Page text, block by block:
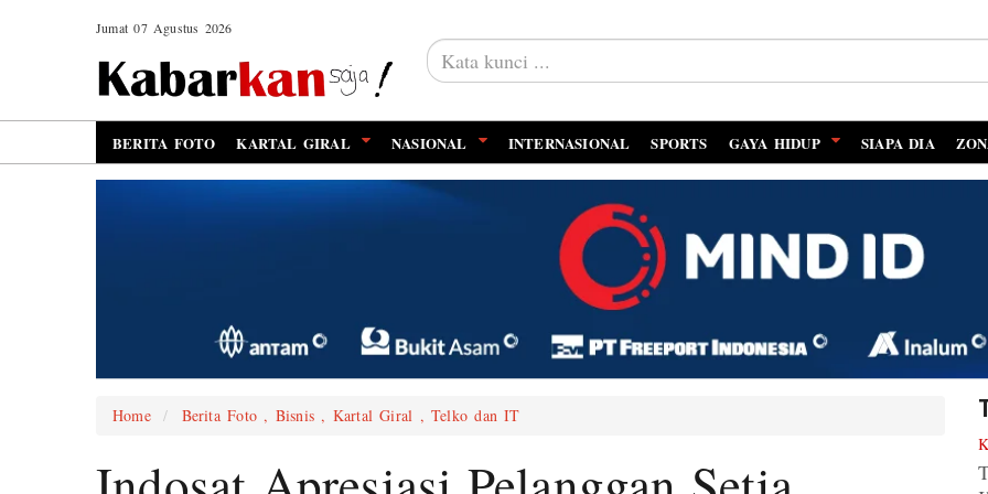
Jumat 07 Agustus 2026
BERITA FOTO KARTAL GIRAL NASIONAL INTERNASIONAL SPORTS GAYA HIDUP SIAPA DIA
Home Berita Foto , Bisnis , Kartal Giral , Telko dan IT